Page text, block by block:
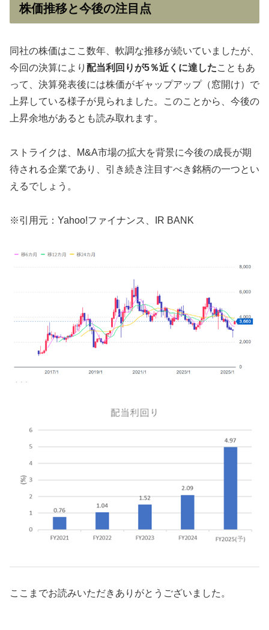
株価推移と今後の注目点
同社の株価はここ数年、軟調な推移が続いていましたが、
今回の決算により 配当利回りが5％近くに達したこともあ
って、決算発表後には株価がギャップアップ（窓開け）で
上昇している様子が見られました。このことから、今後の
上昇余地があるとも読み取れます。
ストライクは、M&A市場の拡大を背景に今後の成長が期
待される企業であり、引き続き注目すべき銘柄の一つとい
えるでしょう。
※引用元：Yahoo!ファイナンス、IR BANK
ここまでお読みいただきありがとうございました。